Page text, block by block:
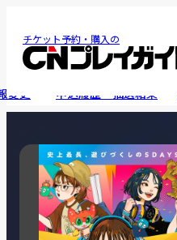
チケット予約・購入の
変更 申込履歴・抽選結果